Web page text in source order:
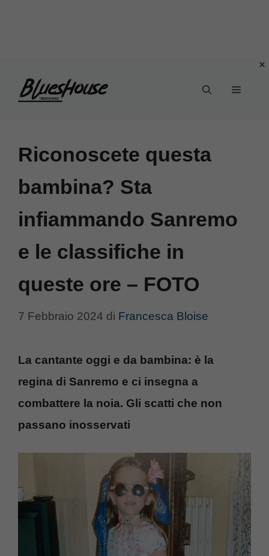
Menu
Riconoscete questa
bambina? Sta
infiammando Sanremo
e le classifiche in
queste ore – FOTO
7 Febbraio 2024 di Francesca Bloise
La cantante oggi e da bambina: è la
regina di Sanremo e ci insegna a
combattere la noia. Gli scatti che non
passano inosservati